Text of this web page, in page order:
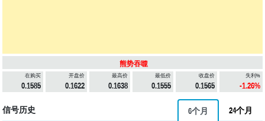
熊势吞噬
在购买
0.1585
开盘价
0.1622
最高价
0.1638
最低价
0.1555
收盘价
0.1565
失利%
-1.26%
信号历史 6个月 24个月